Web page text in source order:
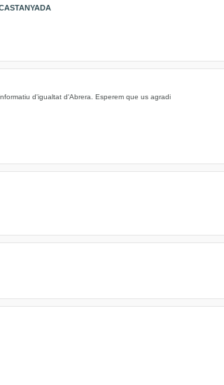
d'igualtat d'Abrera. Esperem que us agradi